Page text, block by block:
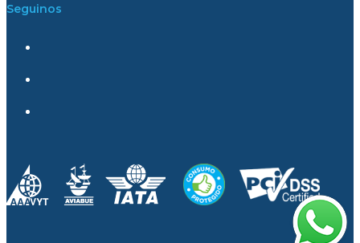
Seguinos